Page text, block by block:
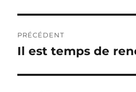
de
PRÉCÉDENT
Article
Il est temps de